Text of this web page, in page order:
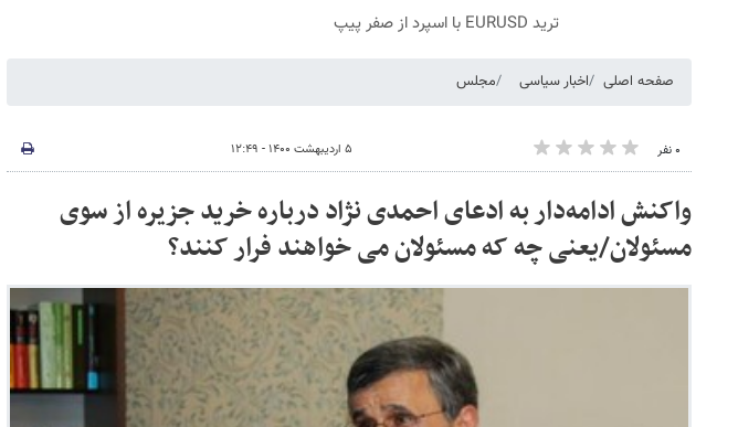
ترید EURUSD با اسپرد از صفر پیپ
صفحه اصلی اخبار سیاسی مجلس
۰ نفر ۵ اردیبهشت ۱۴۰۰ - ۱۲:۴۹
واکنش ادامه‌دار به ادعای احمدی نژاد درباره خرید جزیره از سوی
مسئولان/یعنی چه که مسئولان می خواهند فرار کنند؟